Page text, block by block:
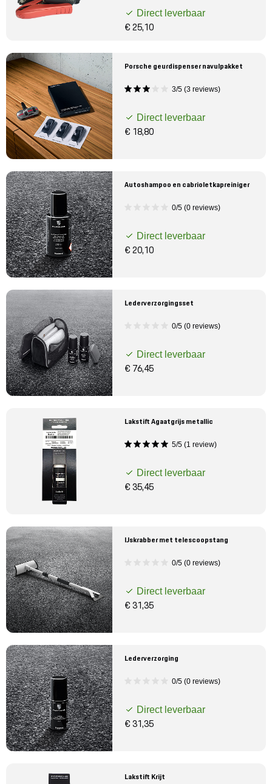
Direct leverbaar
€ 25,10
Porsche geurdispenser navulpakket
3/5 (3 reviews)
Direct leverbaar
€ 18,80
Autoshampoo en cabrioletkapreiniger
0/5 (0 reviews)
Direct leverbaar
€ 20,10
Lederverzorgingsset
0/5 (0 reviews)
Direct leverbaar
€ 76,45
Lakstift Agaatgrijs metallic
5/5 (1 review)
Direct leverbaar
€ 35,45
IJskrabber met telescoopstang
0/5 (0 reviews)
Direct leverbaar
€ 31,35
Lederverzorging
0/5 (0 reviews)
Direct leverbaar
€ 31,35
Lakstift Krijt